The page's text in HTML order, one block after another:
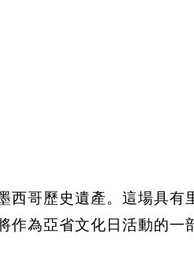
哥歷史遺產。這場具有
作為亞省文化日活動的一